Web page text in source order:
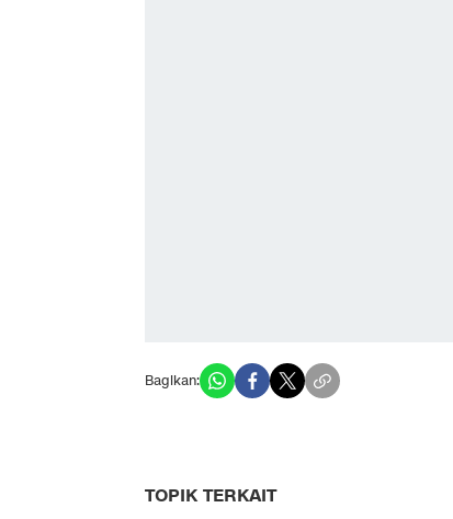
Bagikan:
TOPIK TERKAIT